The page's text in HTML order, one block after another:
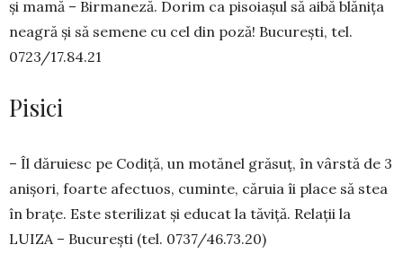
și ma­­mă – Bir­maneză. Do­rim ca piso­ia­șul să aibă blănița
nea­gră și să se­mene cu cel din poză! Bucu­rești, tel.
0723/17.84.21
Pisici
– Îl dăruiesc pe Codiță, un motănel gră­suț, în vârstă de 3
anișori, foarte afec­tu­os, cu­minte, căruia îi place să stea
în bra­țe. Este sterilizat și educat la tăviță. Relații la
LUIZA – București (tel. 0737/46.73.20)